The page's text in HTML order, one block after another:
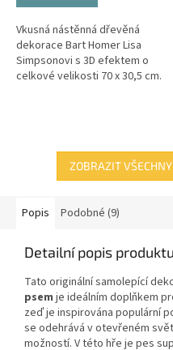
Vkusná nástěnná dřevěná
dekorace Bart Homer Lisa
Simpsonovi s 3D efektem o
celkové velikosti 70 x 30,5 cm.
ZOBRAZIT
Popis Podobné (9)
Detailní popis produktu
Tato originální samolepící
psem je ideálním doplňkem
zeď je inspirována populární
se odehrává v otevřeném
možností. V této hře je pes